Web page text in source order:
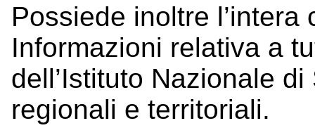
Possiede inoltre
Informazioni relativa a
dell’Istituto Nazionale
regionali e territoriali.